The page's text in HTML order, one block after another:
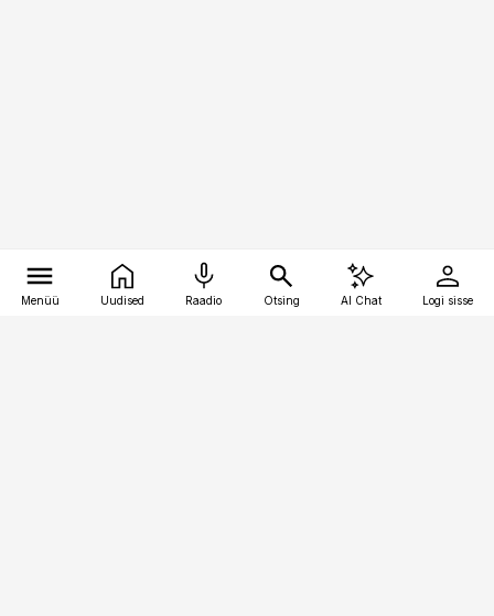
Menüü Uudised Raadio Otsing AI Chat Logi sisse